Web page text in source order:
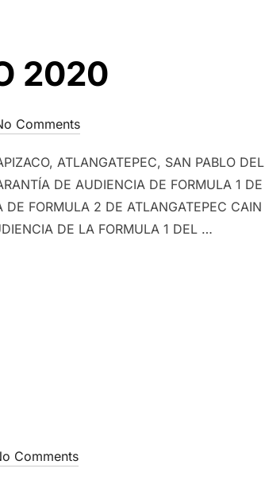
2020
Comments
ATLANGATEPEC, SAN PABLO DEL
DE AUDIENCIA DE FORMULA 1 DE
FORMULA 2 DE ATLANGATEPEC CAIN
DE LA FORMULA 1 DEL …
Comments